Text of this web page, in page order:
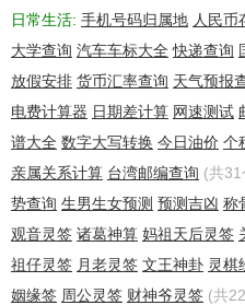
日常生活: 手机号码归属地 人民币
大学查询 汽车车标大全 快递查询
放假安排 货币汇率查询 天气预报
电费计算器 日期差计算 网速测试
谱大全 数字大写转换 今日油价 个
亲属关系计算 台湾邮编查询 (共31
势查询 生男生女预测 预测吉凶 称
观音灵签 诸葛神算 妈祖天后灵签
祖仔灵签 月老灵签 文王神卦 灵棋
姻缘签 周公灵签 财神爷灵签 (共